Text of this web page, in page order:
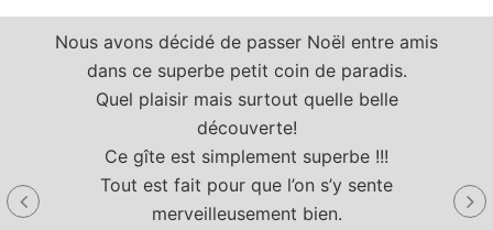
Nous avons décidé de passer Noël entre amis
dans ce superbe petit coin de paradis.
Quel plaisir mais surtout quelle belle
découverte!
Ce gîte est simplement superbe !!!
Tout est fait pour que l’on s’y sente
merveilleusement bien.